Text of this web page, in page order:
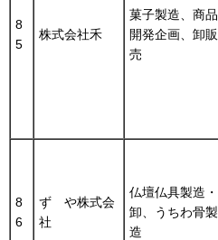
8
5
株式会社禾
菓子製造、商品
開発企画、卸販
売
8
6
ずゞや株式会
社
仏壇仏具製造・
卸、うちわ骨製
造